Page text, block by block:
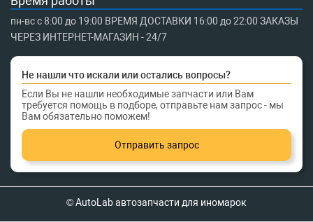
пн-вс с 8:00 до 19:00 ВРЕМЯ ДОСТАВКИ 16:00 до 22:00 ЗАКАЗЫ
ЧЕРЕЗ ИНТЕРНЕТ-МАГАЗИН - 24/7
Не нашли что искали или остались вопросы?
Если Вы не нашли необходимые запчасти или Вам
требуется помощь в подборе, отправьте нам запрос - мы
Вам обязательно поможем!
Отправить запрос
© AutoLab автозапчасти для иномарок